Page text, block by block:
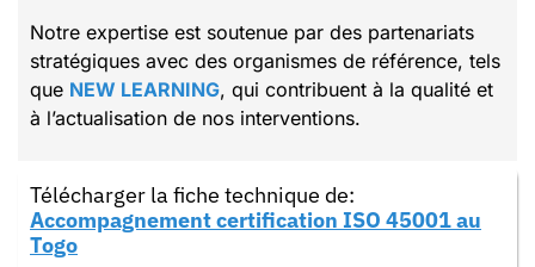
Notre expertise est soutenue par des partenariats
stratégiques avec des organismes de référence, tels
que NEW LEARNING, qui contribuent à la qualité et
à l’actualisation de nos interventions.
Télécharger la fiche technique de:
Accompagnement certification ISO 45001 au
Togo